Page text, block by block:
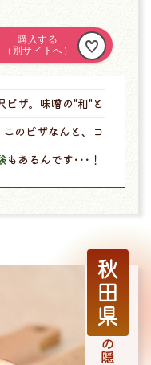
ピザ。味噌の"和"と
のピザなんと、コ
もあるんです･･･！
秋田県